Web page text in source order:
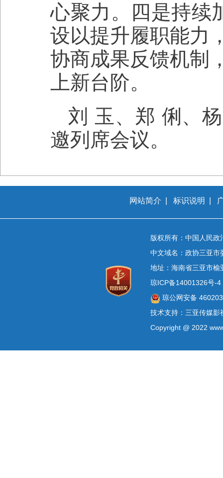
心聚力。四是持续
设以提升履职能力
协商成果反馈机制
上新台阶。
刘 玉、郑 俐、
邀列席会议。
网站简介 标识说明
版权所有：中国人民
中文域名：政协三亚市
地址：海南省三亚市榆
琼ICP备14001326号-4
琼公网安备
技术支持：三亚传媒影
Copyright @ 2022